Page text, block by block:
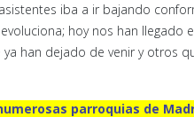
iba a ir bajando
hoy nos han llegado
han dejado de venir y otros
parroquias de